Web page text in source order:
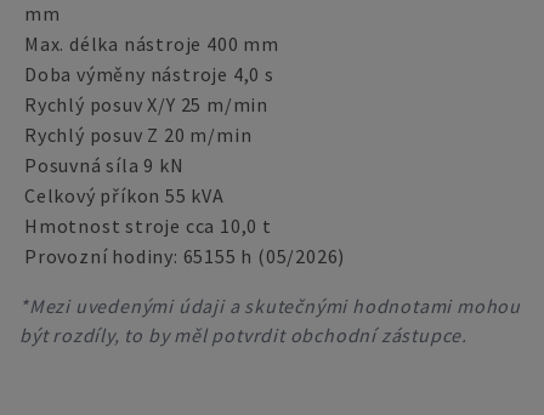
mm
Max. délka nástroje 400 mm
Doba výměny nástroje 4,0 s
Rychlý posuv X/Y 25 m/min
Rychlý posuv Z 20 m/min
Posuvná síla 9 kN
Celkový příkon 55 kVA
Hmotnost stroje cca 10,0 t
Provozní hodiny: 65155 h (05/2026)
*Mezi uvedenými údaji a skutečnými hodnotami mohou
být rozdíly, to by měl potvrdit obchodní zástupce.